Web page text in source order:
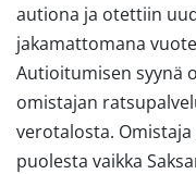
autiona ja otettiin
jakamattomana
Autioitumisen syynä
omistajan
verotalosta.
puolesta vaikka